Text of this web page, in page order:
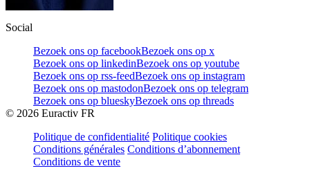
Social
Bezoek ons op facebookBezoek ons op x
Bezoek ons op linkedinBezoek ons op youtube
Bezoek ons op rss-feedBezoek ons op instagram
Bezoek ons op mastodonBezoek ons op telegram
Bezoek ons op blueskyBezoek ons op threads
© 2026 Euractiv FR
Politique de confidentialité Politique cookies
Conditions générales Conditions d’abonnement
Conditions de vente